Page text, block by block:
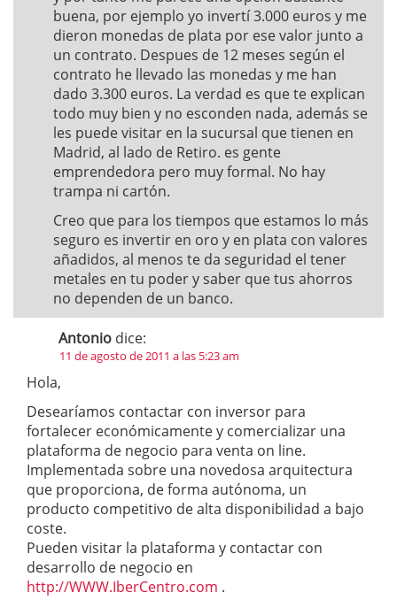
buena, por ejemplo yo invertí 3.000 euros y me
dieron monedas de plata por ese valor junto a
un contrato. Despues de 12 meses según el
contrato he llevado las monedas y me han
dado 3.300 euros. La verdad es que te explican
todo muy bien y no esconden nada, además se
les puede visitar en la sucursal que tienen en
Madrid, al lado de Retiro. es gente
emprendedora pero muy formal. No hay
trampa ni cartón.
Creo que para los tiempos que estamos lo más
seguro es invertir en oro y en plata con valores
añadidos, al menos te da seguridad el tener
metales en tu poder y saber que tus ahorros
no dependen de un banco.
Antonio dice:
11 de agosto de 2011 a las 5:23 am
Hola,
Desearíamos contactar con inversor para
fortalecer económicamente y comercializar una
plataforma de negocio para venta on line.
Implementada sobre una novedosa arquitectura
que proporciona, de forma autónoma, un
producto competitivo de alta disponibilidad a bajo
coste.
Pueden visitar la plataforma y contactar con
desarrollo de negocio en
http://WWW.IberCentro.com .